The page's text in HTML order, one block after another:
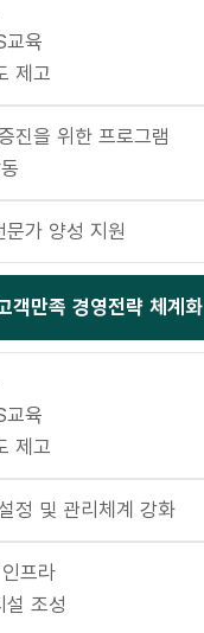
교육
제고
진을 위한 프로그램
가 양성 지원
객만족 경영전략 체계화
교육
제고
정 및 관리체계 강화
프라
설 조성